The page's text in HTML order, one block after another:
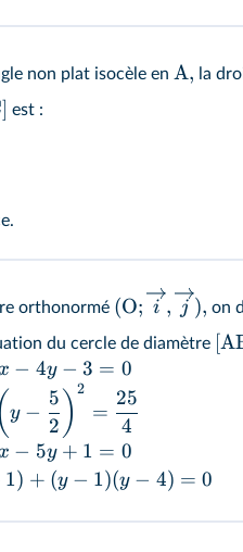
non plat isocèle en A, la
est :
orthonormé (O; i , j ), on
du cercle de diamètre
− 4y − 3 = 0
(y −
2
5 ) 2
=
4
25
− 5y + 1 = 0
1) + (y − 1)(y − 4) = 0